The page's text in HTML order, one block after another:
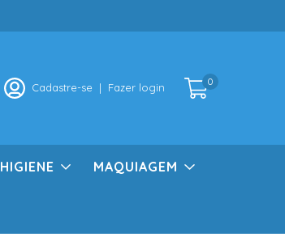
Cadastre-se | Fazer login 0
HIGIENE MAQUIAGEM